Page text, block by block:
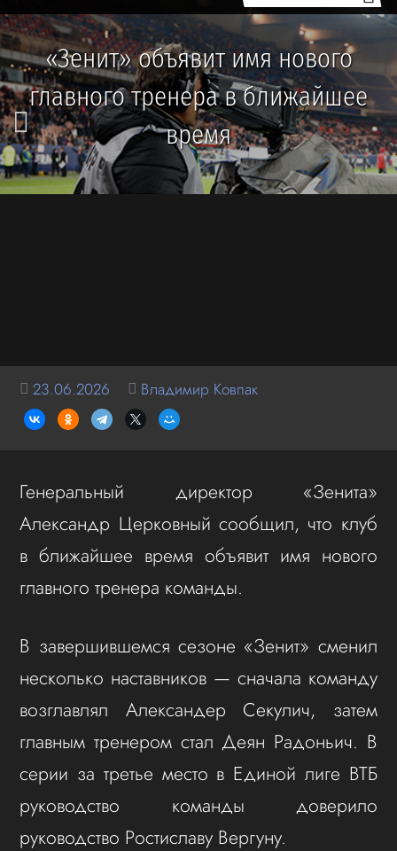
«Зенит» объявит имя нового
главного тренера в ближайшее
время
23.06.2026 Владимир Ковпак
Генеральный директор «Зенита»
Александр Церковный сообщил, что клуб
в ближайшее время объявит имя нового
главного тренера команды.
В завершившемся сезоне «Зенит» сменил
несколько наставников — сначала команду
возглавлял Александер Секулич, затем
главным тренером стал Деян Радоньич. В
серии за третье место в Единой лиге ВТБ
руководство команды доверило
руководство Ростиславу Вергуну.